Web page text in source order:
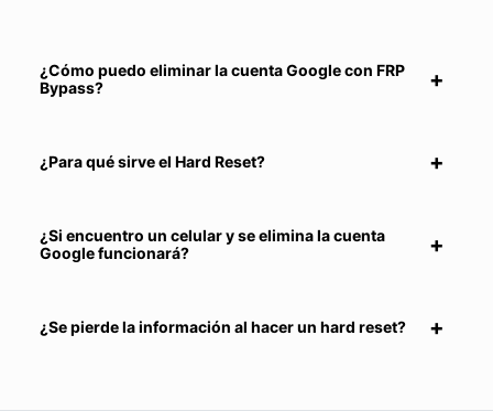
¿Cómo puedo eliminar la cuenta Google con FRP
Bypass?
¿Para qué sirve el Hard Reset?
¿Si encuentro un celular y se elimina la cuenta
Google funcionará?
¿Se pierde la información al hacer un hard reset?